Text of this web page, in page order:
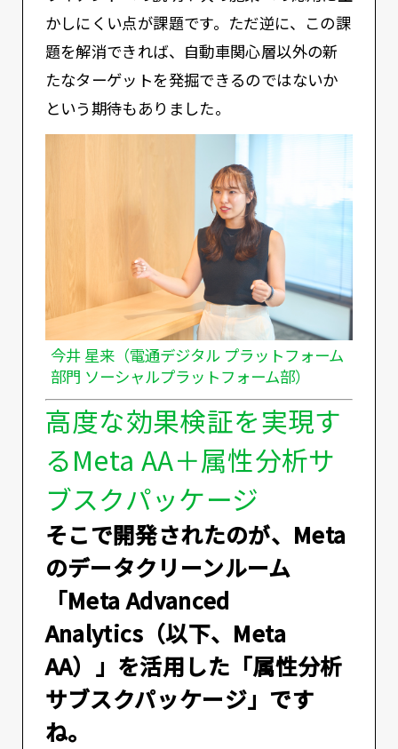
かしにくい点が課題です。ただ逆に、この課
題を解消できれば、自動車関心層以外の新
たなターゲットを発掘できるのではないか
という期待もありました。
今井 星来（電通デジタル プラットフォーム
部門 ソーシャルプラットフォーム部）
高度な効果検証を実現す
るMeta AA＋属性分析サ
ブスクパッケージ
――そこで開発されたのが、Meta
のデータクリーンルーム
「Meta Advanced
Analytics（以下、Meta
AA）」を活用した「属性分析
サブスクパッケージ」です
ね。